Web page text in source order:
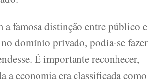
a famosa distinção entre público e
domínio privado, podia-se fazer
É importante reconhecer,
a economia era classificada como